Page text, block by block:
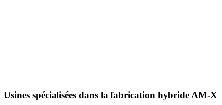
Usines spécialisées dans la fabrication hybride AM-X